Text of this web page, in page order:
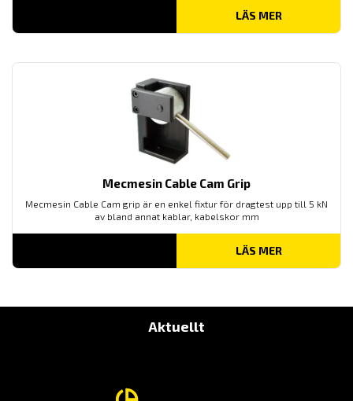
LÄS MER
Mecmesin Cable Cam Grip
Mecmesin Cable Cam grip är en enkel fixtur för dragtest upp till 5 kN
av bland annat kablar, kabelskor mm
LÄS MER
Aktuellt